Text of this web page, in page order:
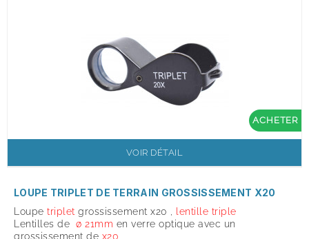
ACHETER
VOIR DÉTAIL
LOUPE TRIPLET DE TERRAIN GROSSISSEMENT X20
Loupe tripletgrossissement x20 , lentille triple
Lentilles de ø 21mm en verre optique avec un
grossissement de x20